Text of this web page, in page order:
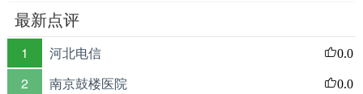
最新点评
1 河北电信 0.0
2 南京鼓楼医院 0.0